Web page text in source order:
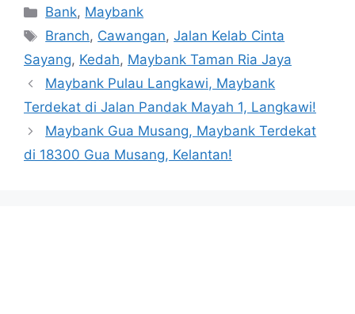
Categories
Bank, Maybank
Tags
Branch, Cawangan,Jalan Kelab Cinta
Sayang, Kedah, Maybank Taman Ria Jaya
Maybank Pulau Langkawi, Maybank
Terdekat di Jalan Pandak Mayah 1, Langkawi!
Maybank Gua Musang, Maybank Terdekat
di 18300 Gua Musang, Kelantan!